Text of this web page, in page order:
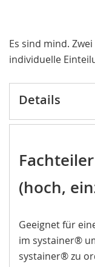
Es sind mind.
individuelle
Details
(hoch,
Geeignet für
im systainer®
systainer® zu